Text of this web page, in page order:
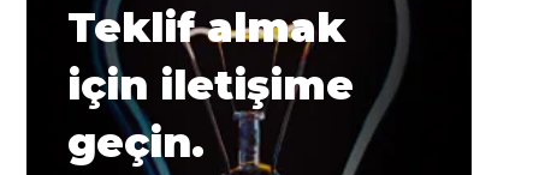
Teklif almak
için iletişime
geçin.